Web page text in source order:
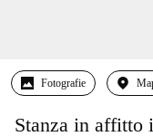
Fotografie
Stanza in affitto